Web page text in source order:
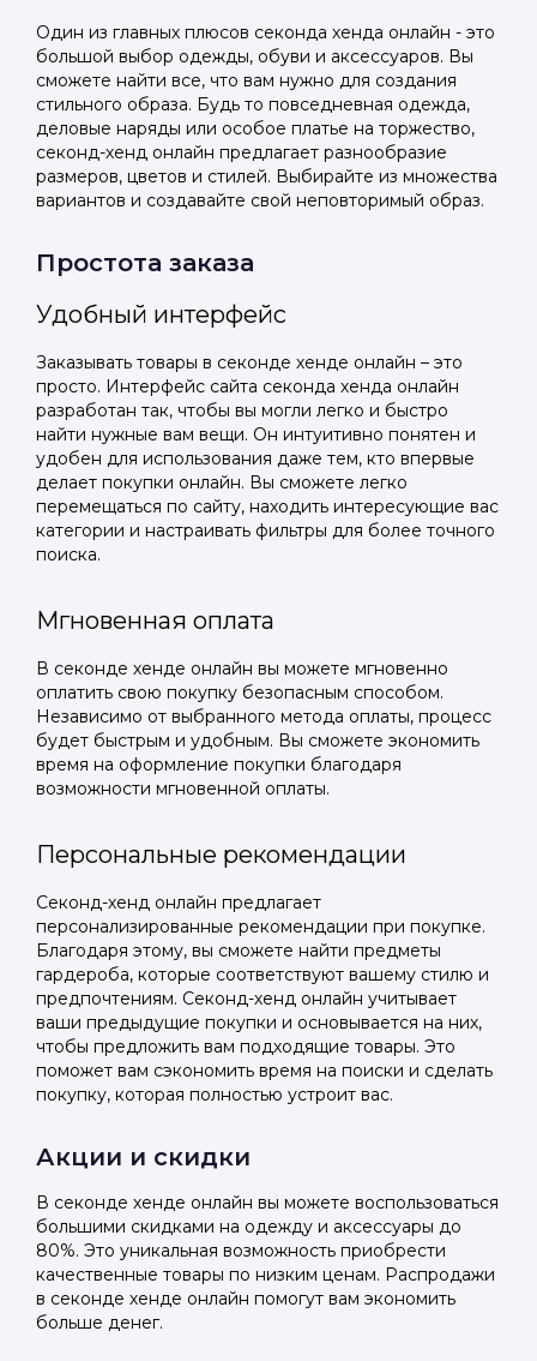
Один из главных плюсов секонда хенда онлайн - это
большой выбор одежды, обуви и аксессуаров. Вы
сможете найти все, что вам нужно для создания
стильного образа. Будь то повседневная одежда,
деловые наряды или особое платье на торжество,
секонд-хенд онлайн предлагает разнообразие
размеров, цветов и стилей. Выбирайте из множества
вариантов и создавайте свой неповторимый образ.
Простота заказа
Удобный интерфейс
Заказывать товары в секонде хенде онлайн – это
просто. Интерфейс сайта секонда хенда онлайн
разработан так, чтобы вы могли легко и быстро
найти нужные вам вещи. Он интуитивно понятен и
удобен для использования даже тем, кто впервые
делает покупки онлайн. Вы сможете легко
перемещаться по сайту, находить интересующие вас
категории и настраивать фильтры для более точного
поиска.
Мгновенная оплата
В секонде хенде онлайн вы можете мгновенно
оплатить свою покупку безопасным способом.
Независимо от выбранного метода оплаты, процесс
будет быстрым и удобным. Вы сможете экономить
время на оформление покупки благодаря
возможности мгновенной оплаты.
Персональные рекомендации
Секонд-хенд онлайн предлагает
персонализированные рекомендации при покупке.
Благодаря этому, вы сможете найти предметы
гардероба, которые соответствуют вашему стилю и
предпочтениям. Секонд-хенд онлайн учитывает
ваши предыдущие покупки и основывается на них,
чтобы предложить вам подходящие товары. Это
поможет вам сэкономить время на поиски и сделать
покупку, которая полностью устроит вас.
Акции и скидки
В секонде хенде онлайн вы можете воспользоваться
большими скидками на одежду и аксессуары до
80%. Это уникальная возможность приобрести
качественные товары по низким ценам. Распродажи
в секонде хенде онлайн помогут вам экономить
больше денег.